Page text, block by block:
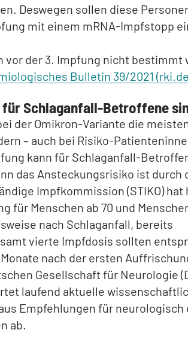
Deswegen sollen diese
mit einem mRNA-Impfstopp
vor der 3. Impfung nicht bestimmt
Bulletin 39/2021
Schlaganfall-Betroffene
der Omikron-Variante die
– auch bei Risiko-
kann für Schlaganfall-
das Ansteckungsrisiko ist durch
Impfkommission (STIKO) hat
für Menschen ab 70 und
nach Schlaganfall, bereits
vierte Impfdosis sollten
nach der ersten
Gesellschaft für Neurologie
laufend aktuelle
Empfehlungen für neurologisch
ab.